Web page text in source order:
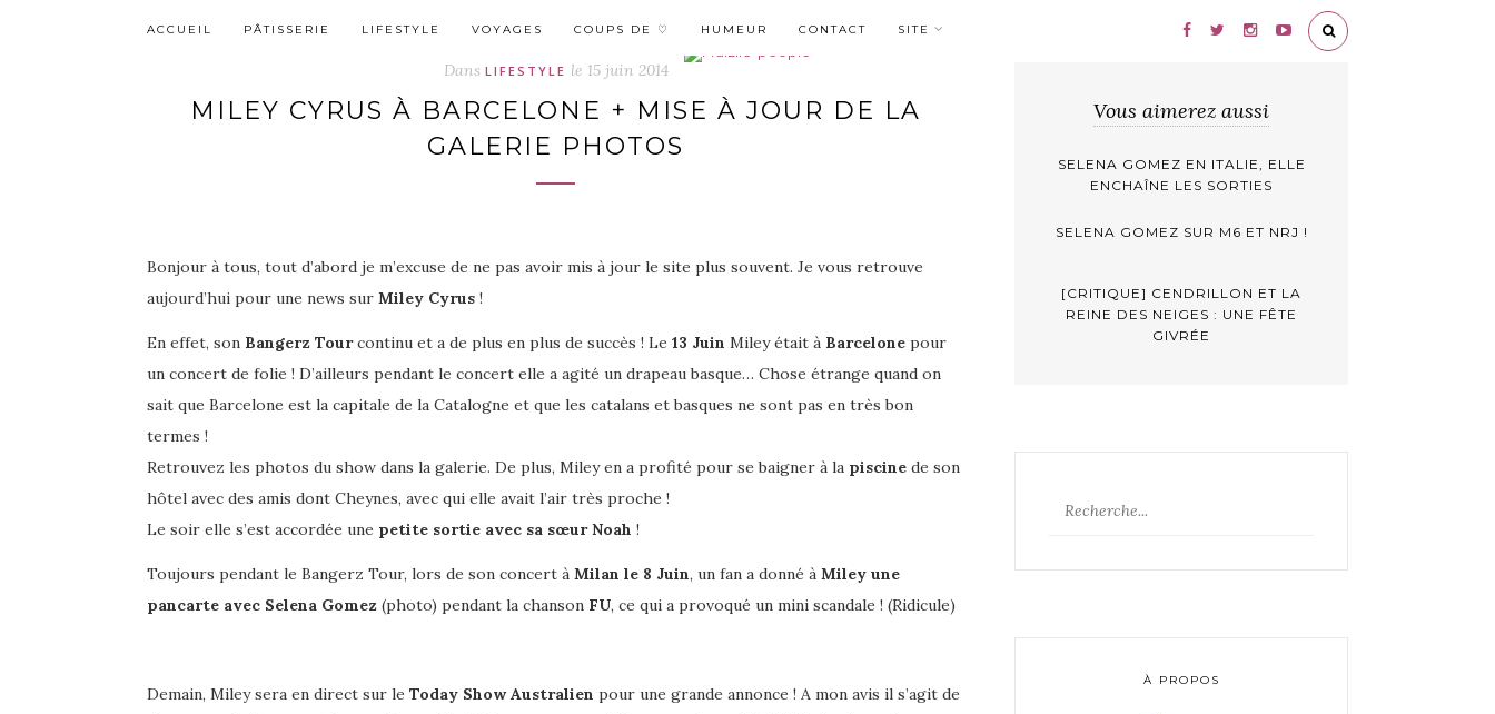
ACCUEIL PÂTISSERIE LIFESTYLE VOYAGES COUPS DE ♡ HUMEUR CONTACT SITE
Dans LIFESTYLE le 15 juin 2014
MILEY CYRUS À BARCELONE + MISE À JOUR DE LA
GALERIE PHOTOS
Bonjour à tous, tout d’abord je m’excuse de ne pas avoir mis à jour le site plus souvent. Je vous retrouve
aujourd’hui pour une news sur Miley Cyrus !
En effet, son Bangerz Tourcontinu et a de plus en plus de succès ! Le 13 Juin Miley était à Barcelone pour
un concert de folie ! D’ailleurs pendant le concert elle a agité un drapeau basque… Chose étrange quand on
sait que Barcelone est la capitale de la Catalogne et que les catalans et basques ne sont pas en très bon
termes !
Retrouvez les photos du show dans la galerie. De plus, Miley en a profité pour se baigner à la piscine de son
hôtel avec des amis dont Cheynes, avec qui elle avait l’air très proche !
Le soir elle s’est accordée une petite sortie avec sa sœur Noah !
Toujours pendant le Bangerz Tour, lors de son concert à Milan le 8 Juin, un fan a donné à Miley une
pancarte avec Selena Gomez (photo) pendant la chanson FU, ce qui a provoqué un mini scandale ! (Ridicule)
Demain, Miley sera en direct sur le Today Show Australien pour une grande annonce ! A mon avis il s’agit de
Vous aimerez aussi
SELENA GOMEZ EN ITALIE, ELLE
ENCHAÎNE LES SORTIES
SELENA GOMEZ SUR M6 ET NRJ !
[CRITIQUE] CENDRILLON ET LA
REINE DES NEIGES : UNE FÊTE
GIVRÉE
À PROPOS